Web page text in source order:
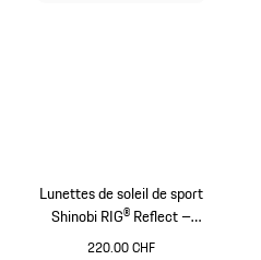
Lunettes de soleil de sport
Shinobi RIG® Reflect –
Porsche x Sweet Protection
220.00 CHF